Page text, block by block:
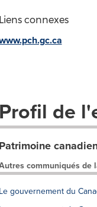
Liens connexes
Profil de
Patrimoine
communiqués de
Le gouvernement du